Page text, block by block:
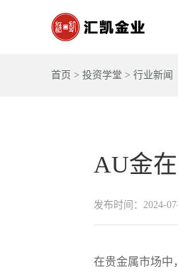
首页 > 投资学堂 > 行业新闻
AU金
发布时间：2024-
在贵金属市场中